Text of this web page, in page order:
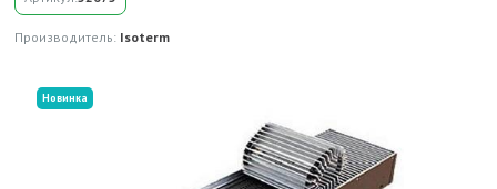
Производитель: Isoterm
Новинка